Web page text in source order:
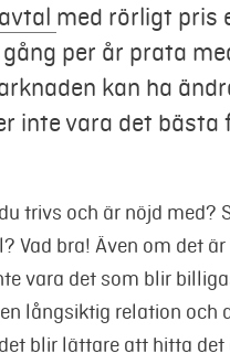
med rörligt pris
per år prata
kan ha
inte vara det bästa
trivs och är nöjd
Vad bra! Även om det
vara det som blir
långsiktig relation och
blir lättare att hitta